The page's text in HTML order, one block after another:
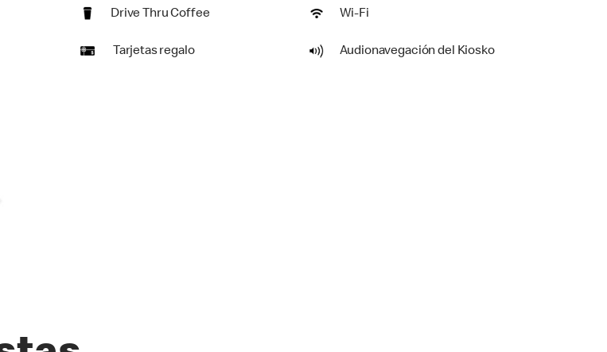
Drive Thru Coffee Wi-Fi
Tarjetas regalo Audionavegación del Kiosko